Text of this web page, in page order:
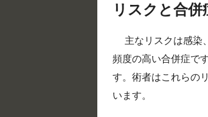
リスクと合併
主なリスクは感染
頻度の高い合併症で
す。術者はこれらの
います。